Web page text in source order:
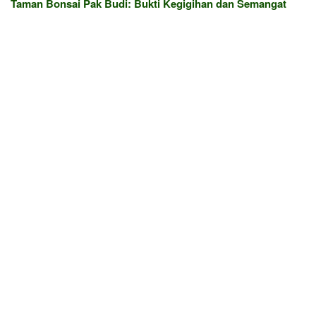
Taman Bonsai Pak Budi: Bukti Kegigihan dan Semangat